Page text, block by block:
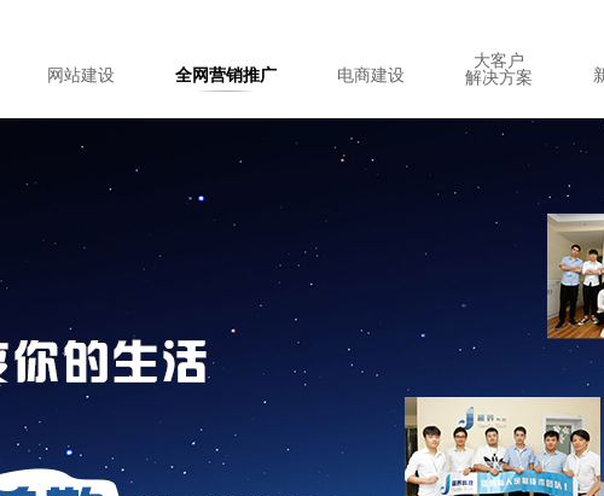
网站建设 全网营销推广 电商建设
大客户
解决方案